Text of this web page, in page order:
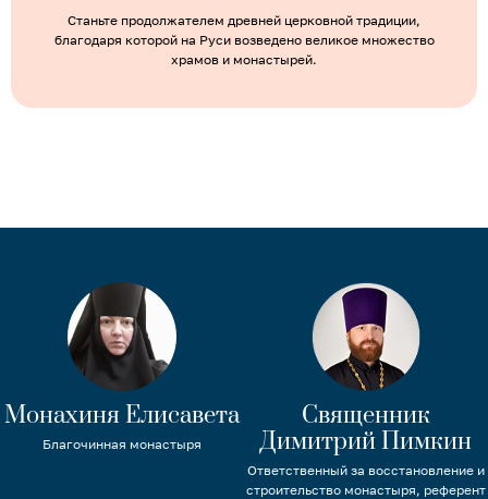
Станьте продолжателем древней церковной традиции,
благодаря которой на Руси возведено великое множество
храмов и монастырей.
Монахиня Елисавета
Благочинная монастыря
Священник
Димитрий Пимкин
Ответственный за восстановление и
строительство монастыря, референт